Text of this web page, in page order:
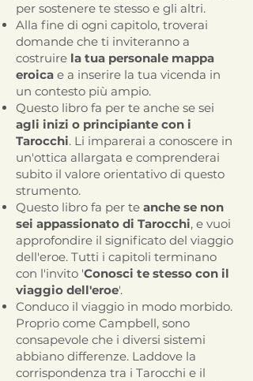
per sostenere te stesso e gli altri.
Alla fine di ogni capitolo, troverai
domande che ti inviteranno a
costruire la tua personale mappa
eroica e a inserire la tua vicenda in
un contesto più ampio.
Questo libro fa per te anche se sei
agli inizi o principiante con i
Tarocchi. Li imparerai a conoscere in
un'ottica allargata e comprenderai
subito il valore orientativo di questo
strumento.
Questo libro fa per te anche se non
sei appassionato di Tarocchi, e vuoi
approfondire il significato del viaggio
dell'eroe. Tutti i capitoli terminano
con l'invito 'Conosci te stesso con il
viaggio dell'eroe'.
Conduco il viaggio in modo morbido.
Proprio come Campbell, sono
consapevole che i diversi sistemi
abbiano differenze. Laddove la
corrispondenza tra i Tarocchi e il